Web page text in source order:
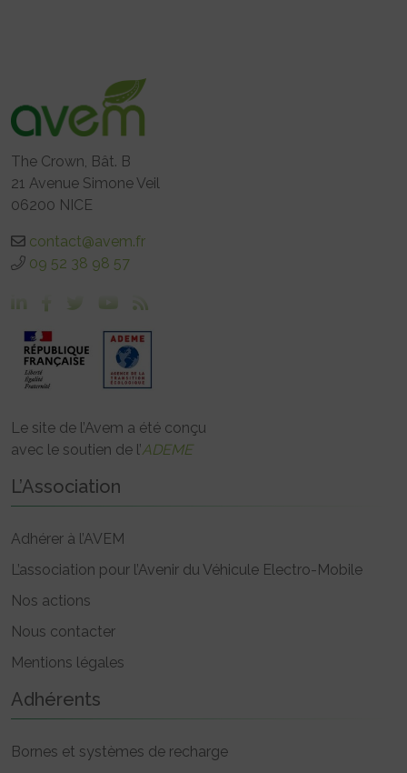
The Crown, Bât. B
21 Avenue Simone Veil
06200 NICE
contact@avem.fr
09 52 38 98 57
Le site de l’Avem a été conçu
avec le soutien de l’ADEME
L’Association
Adhérer à l’AVEM
L’association pour l’Avenir du Véhicule Electro-Mobile
Nos actions
Nous contacter
Mentions légales
Adhérents
Bornes et systèmes de recharge